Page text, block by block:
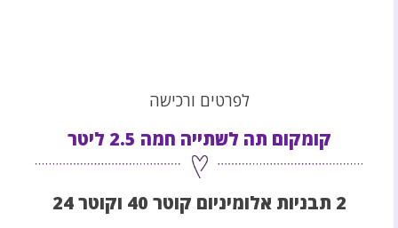
לפרטים ורכישה
קומקום תה לשתייה חמה 2.5 ליטר
2 תבניות אלומיניום קוטר 40 וקוטר 24